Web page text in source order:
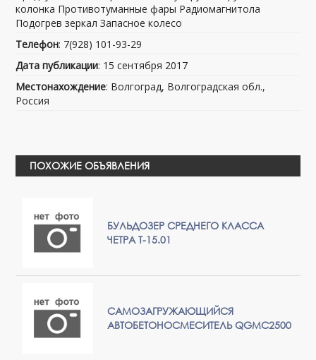
колонка Противотуманные фары Радиомагнитола
Подогрев зеркал Запасное колесо
Телефон: 7(928) 101-93-29
Дата публикации: 15 сентября 2017
Местонахождение: Волгоград, Волгоградская обл.,
Россия
ПОХОЖИЕ ОБЪЯВЛЕНИЯ
БУЛЬДОЗЕР СРЕДНЕГО КЛАССА
ЧЕТРА Т-15.01
САМОЗАГРУЖАЮЩИЙСЯ
АВТОБЕТОНОСМЕСИТЕЛЬ QGMC2500